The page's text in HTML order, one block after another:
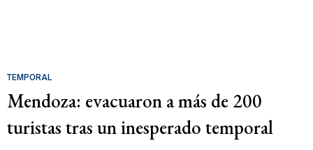
TEMPORAL
Mendoza: evacuaron a más de 200
turistas tras un inesperado temporal